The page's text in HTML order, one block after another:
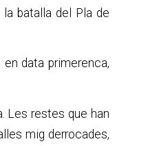
batalla del Pla de
data primerenca,
Les restes que han
mig derrocades,